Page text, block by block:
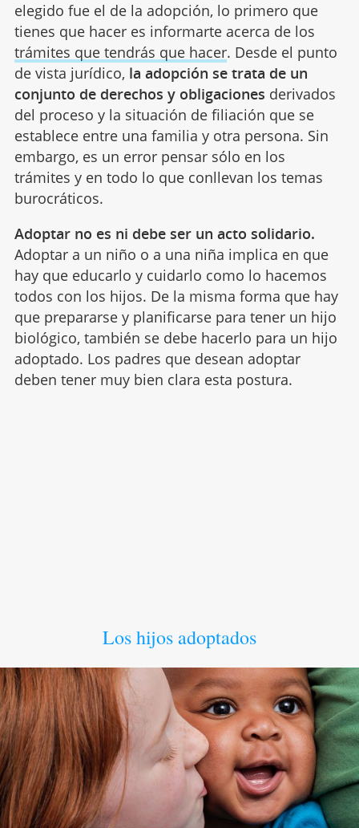
elegido fue el de la adopción, lo primero que
tienes que hacer es informarte acerca de los
trámites que tendrás que hacer. Desde el punto
de vista jurídico, la adopción se trata de un
conjunto de derechos y obligaciones derivados
del proceso y la situación de filiación que se
establece entre una familia y otra persona. Sin
embargo, es un error pensar sólo en los
trámites y en todo lo que conllevan los temas
burocráticos.
Adoptar no es ni debe ser un acto solidario.
Adoptar a un niño o a una niña implica en que
hay que educarlo y cuidarlo como lo hacemos
todos con los hijos. De la misma forma que hay
que prepararse y planificarse para tener un hijo
biológico, también se debe hacerlo para un hijo
adoptado. Los padres que desean adoptar
deben tener muy bien clara esta postura.
Los hijos adoptados